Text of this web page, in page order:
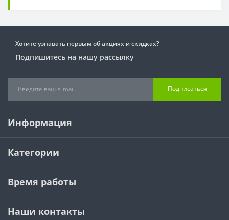
Хотите узнавать первым об акциях и скидках?
Подпишитесь на нашу рассылку
Подписаться
Информация
Категории
Время работы
Наши контакты